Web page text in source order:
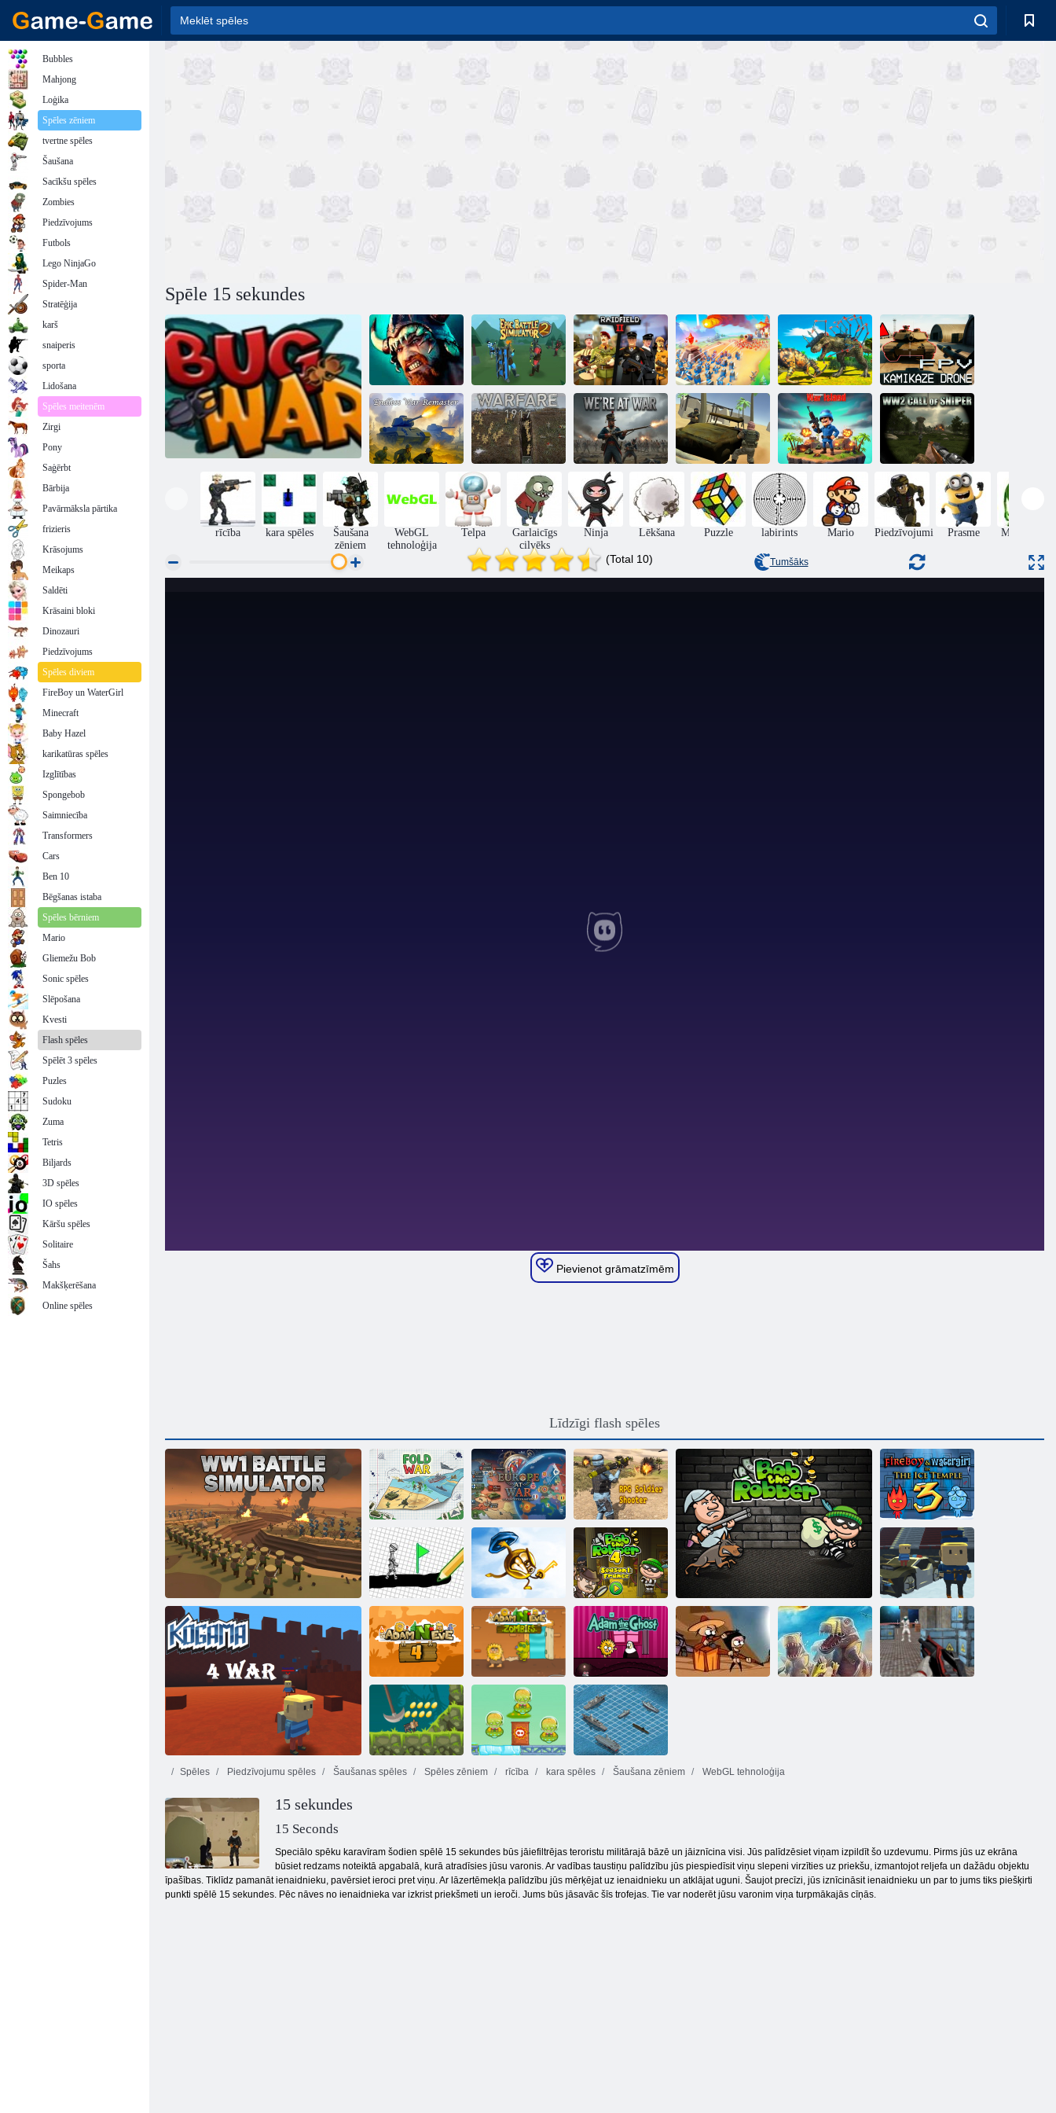
Spēle 15 sekundes
Vikingi: klanu
karš
Episkā kaujas
simulators 2
Raidfield 2
Leģioni: kara
veids
Pilnīgi precīzs
kaujas
simulators 2
FPV karš
kamikaze drons
Karadarbība
1917. gadā
uzlauzts
Mēs esam
Militārās kaujas
simulators
Karu salas
komandieris
WW2 Snaipera
izsaukums
rīcība kara spēles
Šaušana
zēniem
WebGL
tehnoloģija
Telpa
Garlaicīgs
cilvēks
Ninja Lēkšana Puzzle labirints Mario Piedzīvojumi Prasme Monstriem
(Total 10) Tumšāks
Pievienot grāmatzīmēm
Līdzīgi flash spēles
WW1 kaujas simulators
Fold karš Eiropa karā
RPG karavīru
šāvēja
Fireboy and
Watergirl 3:
ledus templis
Draw Spēlēt Key & Shield
Kogama: 4 karš
Bobs laupītājs 4
Kigama
slēpošanas lekt!
Adams un Ieva
4
Adams un Ieva:
zombiji
Adam un Ieva:
Adam Gars
Spēles Piedzīvojumu spēles Šaušanas spēles Spēles zēniem rīcība kara spēles Šaušana zēniem WebGL tehnoloģija
15 sekundes
15 Seconds
Speciālo spēku karavīram šodien spēlē 15 sekundes būs jāiefiltrējas teroristu militārajā bāzē un jāiznīcina visi. Jūs palīdzēsiet viņam izpildīt šo uzdevumu. Pirms jūs uz ekrāna
būsiet redzams noteiktā apgabalā, kurā atradīsies jūsu varonis. Ar vadības taustiņu palīdzību jūs piespiedīsit viņu slepeni virzīties uz priekšu, izmantojot reljefa un dažādu objektu
īpašības. Tiklīdz pamanāt ienaidnieku, pavērsiet ieroci pret viņu. Ar lāzertēmekļa palīdzību jūs mērķējat uz ienaidnieku un atklājat uguni. Šaujot precīzi, jūs iznīcināsit ienaidnieku un par to jums tiks piešķirti
punkti spēlē 15 sekundes. Pēc nāves no ienaidnieka var izkrist priekšmeti un ieroči. Jums būs jāsavāc šīs trofejas. Tie var noderēt jūsu varonim viņa turpmākajās cīņās.
Bubbles
Mahjong
Loģika
Spēles zēniem
tvertne spēles
Šaušana
Sacīkšu spēles
Zombies
Piedzīvojums
Futbols
Lego NinjaGo
Spider-Man
Stratēģija
karš
snaiperis
sporta
Lidošana
Spēles meitenēm
Zirgi
Pony
Saģērbt
Bārbija
Pavārmāksla pārtika
frizieris
Krāsojums
Meikaps
Saldēti
Krāsaini bloki
Dinozauri
Piedzīvojums
Spēles diviem
FireBoy un WaterGirl
Minecraft
Baby Hazel
karikatūras spēles
Izglītības
Spongebob
Saimniecība
Transformers
Cars
Ben 10
Bēgšanas istaba
Spēles bērniem
Mario
Gliemežu Bob
Sonic spēles
Slēpošana
Kvesti
Flash spēles
Spēlēt 3 spēles
Puzles
Sudoku
Zuma
Tetris
Biljards
3D spēles
IO spēles
Kāršu spēles
Solitaire
Šahs
Makšķerēšana
Online spēles